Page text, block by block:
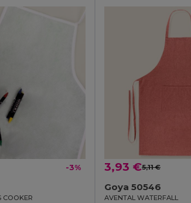
-3%
COOKER
3,93 €5,11 €
Goya 50546
AVENTAL WATERFALL